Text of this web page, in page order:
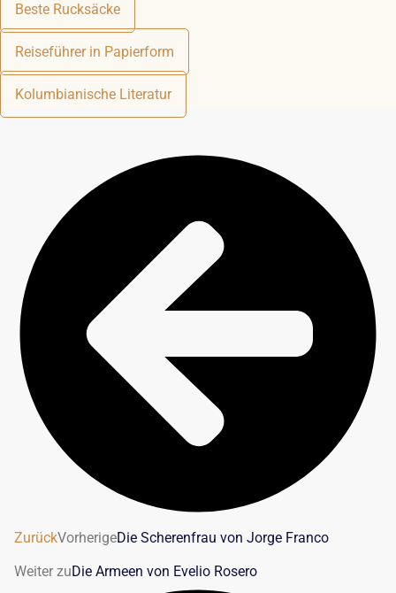
Beste Rucksäcke
Reiseführer in Papierform
Kolumbianische Literatur
ZurückVorherigeDie Scherenfrau von Jorge Franco
Weiter zuDie Armeen von Evelio Rosero